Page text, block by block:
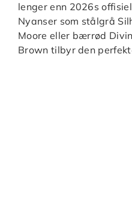
lenger enn 2026s
Nyanser som stålgrå
Moore eller bærrød
Brown tilbyr den